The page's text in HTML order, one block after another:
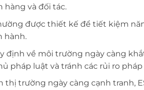
hàng và đối tác.
được thiết kế để tiết kiệm
hành.
định về môi trường ngày càng
pháp luật và tránh các rủi ro pháp
thị trường ngày càng cạnh tranh,